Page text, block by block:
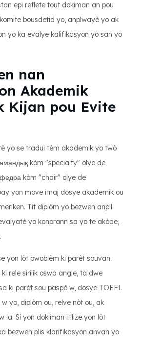
epi reflete tout dokiman an pou
bousdetid yo, anplwayè yo ak
yo ka evalye kalifikasyon yo san yo
nan
Akademik
Kijan pou Evite
yo se tradui tèm akademik yo twò
kòm "specialty" olye de
kòm "chair" olye de
yon move imaj dosye akademik ou
Tit diplòm yo bezwen anpil
yo konprann sa yo te akòde,
yon lòt pwoblèm ki parèt souvan.
rele sirilik oswa angle, ta dwe
ki parèt sou paspò w, dosye TOEFL
yo, diplòm ou, relve nòt ou, ak
la. Si yon dokiman itilize yon lòt
bezwen plis klarifikasyon anvan yo